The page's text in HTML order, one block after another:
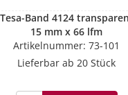
Tesa-Band 4124
15 mm x 66 lfm
Artikelnummer: 73-101
Lieferbar ab 20 Stück